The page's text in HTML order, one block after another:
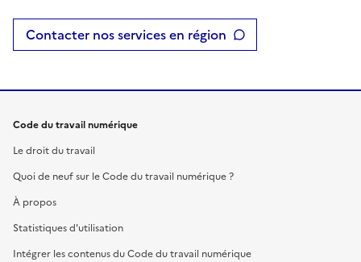
Contacter nos services en région
Code du travail numérique
Le droit du travail
Quoi de neuf sur le Code du travail numérique ?
À propos
Statistiques d'utilisation
Intégrer les contenus du Code du travail numérique